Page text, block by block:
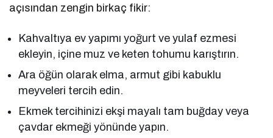
açısından zengin birkaç fikir:
Kahvaltıya ev yapımı yoğurt ve yulaf ezmesi
ekleyin, içine muz ve keten tohumu karıştırın.
Ara öğün olarak elma, armut gibi kabuklu
meyveleri tercih edin.
Ekmek tercihinizi ekşi mayalı tam buğday veya
çavdar ekmeği yönünde yapın.